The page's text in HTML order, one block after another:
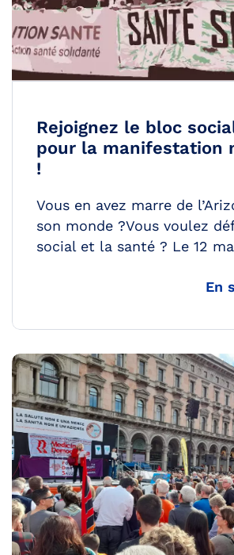
Rejoignez le bloc
pour la manifestation
!
Vous en avez marre de
son monde ?Vous voulez
social et la santé ? Le 12
En